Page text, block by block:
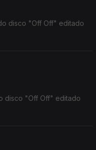
disco "Off Off" editado
disco "Off Off" editado